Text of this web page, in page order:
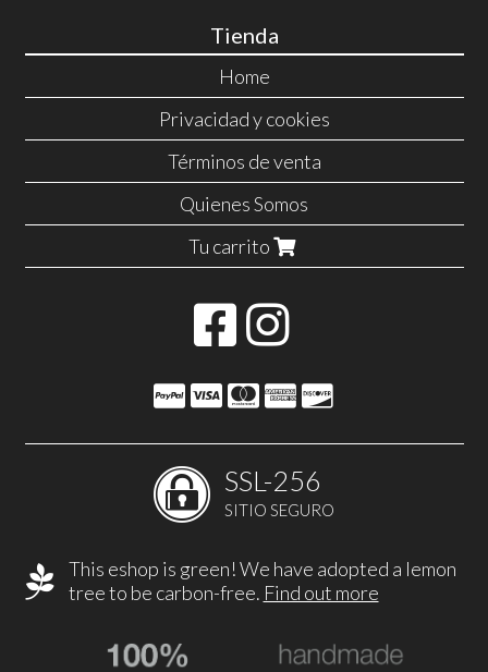
Tienda
Home
Privacidad y cookies
Términos de venta
Quienes Somos
Tu carrito
SSL-256
SITIO SEGURO
This eshop is green! We have adopted a lemon
tree to be carbon-free. Find out more